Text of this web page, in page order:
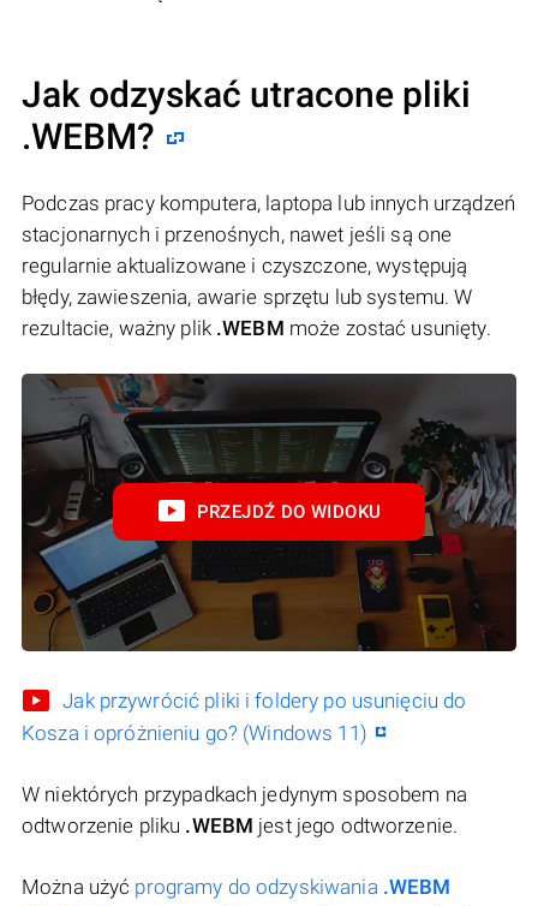
Jak odzyskać utracone pliki
.WEBM?
Podczas pracy komputera, laptopa lub innych urządzeń
stacjonarnych i przenośnych, nawet jeśli są one
regularnie aktualizowane i czyszczone, występują
błędy, zawieszenia, awarie sprzętu lub systemu. W
rezultacie, ważny plik .WEBM może zostać usunięty.
PRZEJDŹ DO WIDOKU
Jak przywrócić pliki i foldery po usunięciu do
Kosza i opróżnieniu go? (Windows 11)
W niektórych przypadkach jedynym sposobem na
odtworzenie pliku .WEBM jest jego odtworzenie.
Można użyć programy do odzyskiwania .WEBM